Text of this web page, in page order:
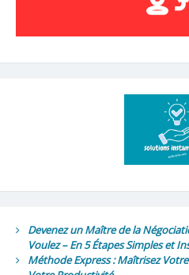
Devenez un Maître de la
Voulez – En 5 Étapes Simples et
Méthode Express : Maîtrisez